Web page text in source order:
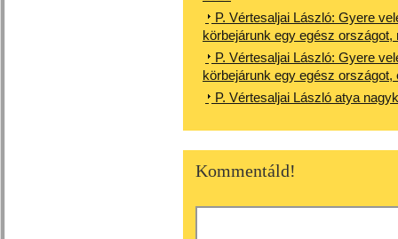
P. Vértesaljai László: Gyere
körbejárunk egy egész
P. Vértesaljai László: Gyere
körbejárunk egy egész országot,
P. Vértesaljai László atya
Kommentáld!